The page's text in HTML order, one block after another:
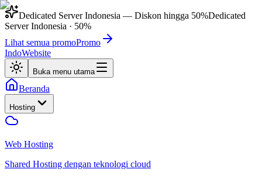
Dedicated Server Indonesia — Diskon hingga 50%Dedicated
Server Indonesia · 50%
Lihat semua promoPromo
IndoWebsite
Buka menu utama
Beranda
Hosting
Web Hosting
Shared Hosting dengan teknologi cloud